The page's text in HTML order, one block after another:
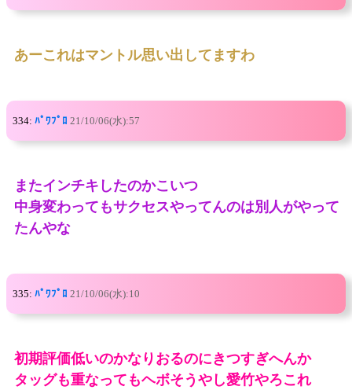
あーこれはマントル思い出してますわ
334: ﾊﾟﾜﾌﾟﾛ 21/10/06(水):57
またインチキしたのかこいつ
中身変わってもサクセスやってんのは別人がやって
たんやな
335: ﾊﾟﾜﾌﾟﾛ 21/10/06(水):10
初期評価低いのかなりおるのにきつすぎへんか
タッグも重なってもヘボそうやし愛竹やろこれ